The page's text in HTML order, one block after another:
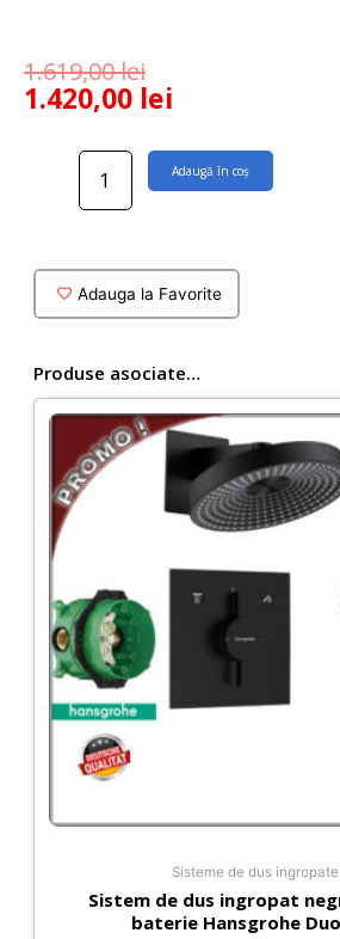
1.619,00lei
1.420,00 lei
Cantitate
din
mm
profil
negru
Adaugă în coș
Adauga la Favorite
Produse asociate…
Sisteme de dus ingropate
Sistem de dus ingropat
baterie Hansgrohe